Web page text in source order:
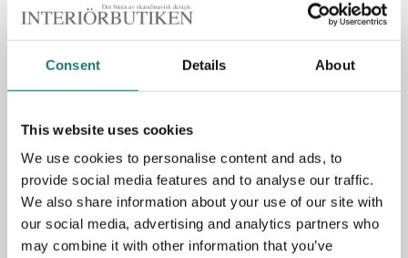
Consent Details About
This website uses cookies
We use cookies to personalise content and ads, to
provide social media features and to analyse our traffic.
We also share information about your use of our site with
our social media, advertising and analytics partners who
may combine it with other information that you’ve
Spara som favorit
Artikelnummer 237622